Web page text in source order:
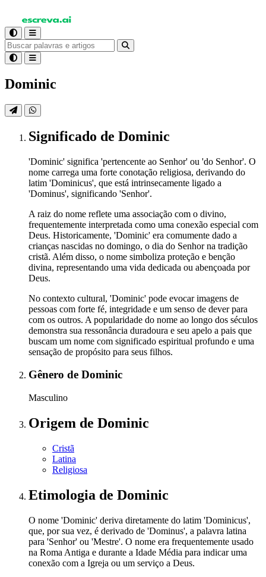
Dominic
Significado de Dominic
'Dominic' significa 'pertencente ao Senhor' ou 'do Senhor'. O
nome carrega uma forte conotação religiosa, derivando do
latim 'Dominicus', que está intrinsecamente ligado a
'Dominus', significando 'Senhor'.
A raiz do nome reflete uma associação com o divino,
frequentemente interpretada como uma conexão especial com
Deus. Historicamente, 'Dominic' era comumente dado a
crianças nascidas no domingo, o dia do Senhor na tradição
cristã. Além disso, o nome simboliza proteção e benção
divina, representando uma vida dedicada ou abençoada por
Deus.
No contexto cultural, 'Dominic' pode evocar imagens de
pessoas com forte fé, integridade e um senso de dever para
com os outros. A popularidade do nome ao longo dos séculos
demonstra sua ressonância duradoura e seu apelo a pais que
buscam um nome com significado espiritual profundo e uma
sensação de propósito para seus filhos.
Gênero de Dominic
Masculino
Origem de Dominic
Cristã
Latina
Religiosa
Etimologia de Dominic
O nome 'Dominic' deriva diretamente do latim 'Dominicus',
que, por sua vez, é derivado de 'Dominus', a palavra latina
para 'Senhor' ou 'Mestre'. O nome era frequentemente usado
na Roma Antiga e durante a Idade Média para indicar uma
conexão com a Igreja ou um serviço a Deus.